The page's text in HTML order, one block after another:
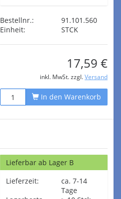
Bestellnr.:
91.101.560
Einheit:
STCK
17,59 €
inkl. MwSt. zzgl. Versand
In den Warenkorb
Lieferbar ab Lager B
Lieferzeit:
ca. 7-14
Tage